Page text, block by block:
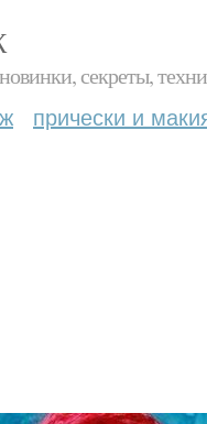
секреты,
прически и